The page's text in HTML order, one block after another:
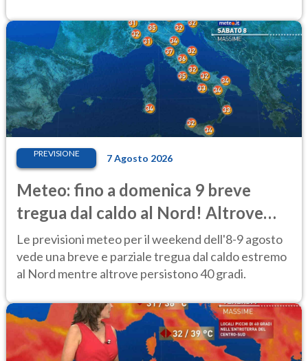
PREVISIONE 7 Agosto 2026
Meteo: fino a domenica 9 breve
tregua dal caldo al Nord! Altrove
calura e afa
Le previsioni meteo per il weekend dell'8-9 agosto
vede una breve e parziale tregua dal caldo estremo
al Nord mentre altrove persistono 40 gradi.